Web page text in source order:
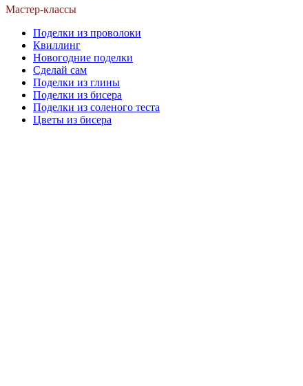
Мастер-классы
Поделки из проволоки
Квиллинг
Новогодние поделки
Сделай сам
Поделки из глины
Поделки из бисера
Поделки из соленого теста
Цветы из бисера